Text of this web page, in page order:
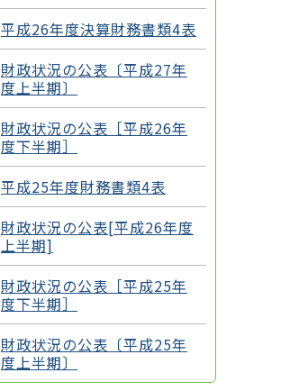
平成26年度決算財務書類4表
財政状況の公表〔平成27年
度上半期〕
財政状況の公表［平成26年
度下半期］
平成25年度財務書類4表
財政状況の公表[平成26年度
上半期]
財政状況の公表［平成25年
度下半期］
財政状況の公表〔平成25年
度上半期〕